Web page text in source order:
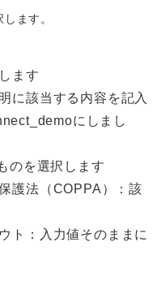
ます。
ます
に該当する内容を記入
にしまし
のを選択します
護法（COPPA）：該
ト：入力値そのままに